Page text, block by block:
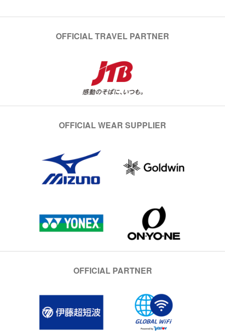
OFFICIAL TRAVEL PARTNER
OFFICIAL WEAR SUPPLIER
OFFICIAL PARTNER